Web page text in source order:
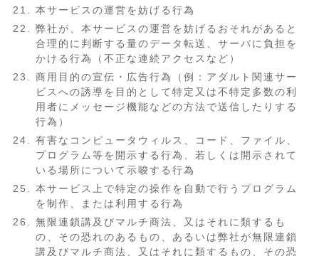
本サービスの運営を妨げる行為
弊社が、本サービスの運営を妨げるおそれがあると
合理的に判断する量のデータ転送、サーバに負担を
かける行為（不正な連続アクセスなど）
商用目的の宣伝・広告行為（例：アダルト関連サー
ビスへの誘導を目的として特定又は不特定多数の利
用者にメッセージ機能などの方法で送信したりする
行為）
有害なコンピュータウィルス、コード、ファイル、
プログラム等を開示する行為、若しくは開示されて
いる場所について示唆する行為
本サービス上で特定の操作を自動で行うプログラム
を制作、または利用する行為
無限連鎖講及びマルチ商法、又はそれに類するも
の、その恐れのあるもの、あるいは弊社が無限連鎖
講及びマルチ商法、又はそれに類するもの、その恐